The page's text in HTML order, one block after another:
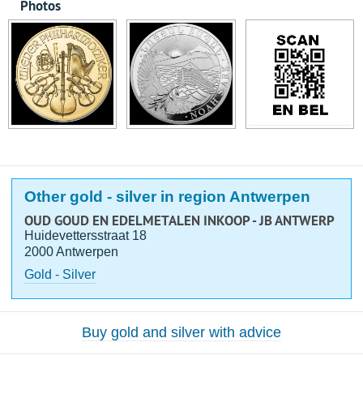
Photos
Other gold - silver in region Antwerpen
OUD GOUD EN EDELMETALEN INKOOP - JB ANTWERP
Huidevettersstraat 18
2000 Antwerpen
Gold - Silver
Buy gold and silver with advice